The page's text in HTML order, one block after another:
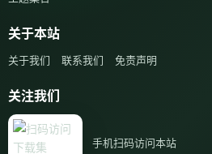
关于本站
关于我们 联系我们 免责声明
关注我们
手机扫码访问本站